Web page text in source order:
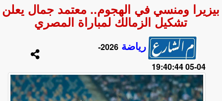
بيزيرا ومنسي في الهجوم.. معتمد جمال يعلن
تشكيل الزمالك لمباراة المصري
رياضة
2026-
04-05 19:40:44